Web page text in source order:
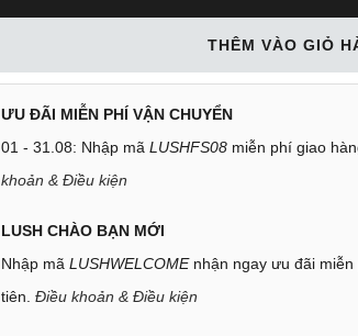
THÊM VÀO GIỎ
ƯU ĐÃI MIỄN PHÍ VẬN CHUYỂN
01 - 31.08: Nhập mã LUSHFS08 miễn phí giao
khoản & Điều kiện
LUSH CHÀO BẠN MỚI
Nhập mã LUSHWELCOMEnhận ngay ưu đãi miễn
tiên. Điều khoản & Điều kiện